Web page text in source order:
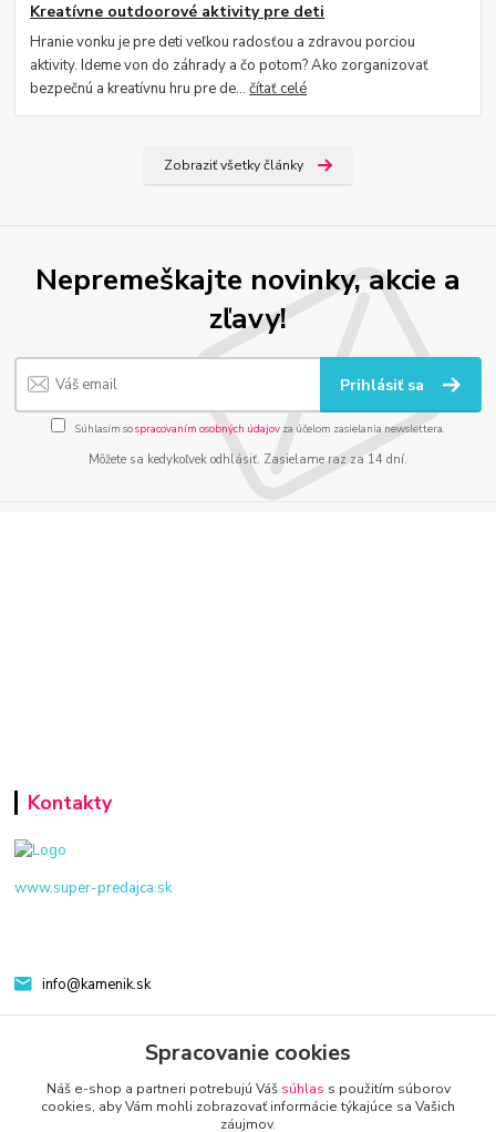
Kreatívne outdoorové aktivity pre deti
Hranie vonku je pre deti veľkou radosťou a zdravou porciou
aktivity. Ideme von do záhrady a čo potom? Ako zorganizovať
bezpečnú a kreatívnu hru pre de...čítať celé
Zobraziť všetky články
Nepremeškajte novinky, akcie a
zľavy!
Prihlásiť sa
Súhlasím sospracovaním osobných údajov za účelom zasielania newslettera.
Môžete sa kedykoľvek odhlásiť. Zasielame raz za 14 dní.
Kontakty
www.super-predajca.sk
info@kamenik.sk
Spracovanie cookies
Náš e-shop a partneri potrebujú Váš súhlas s použitím súborov
cookies, aby Vám mohli zobrazovať informácie týkajúce sa Vašich
záujmov.